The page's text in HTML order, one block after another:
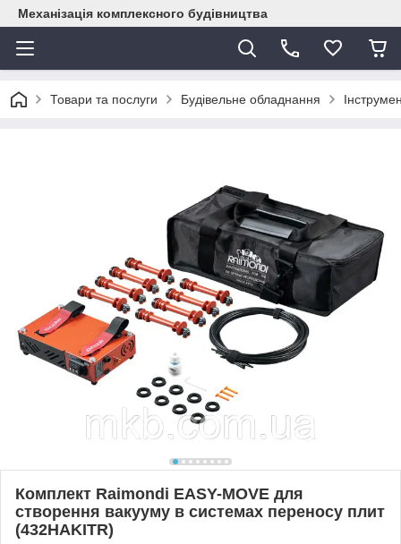
Механізація комплексного будівництва
Товари та послуги Будівельне обладнання
Комплект Raimondi EASY-MOVE для
створення вакууму в системах переносу плит
(432HAKITR)